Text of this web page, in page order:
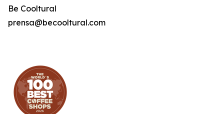
Be Cooltural
prensa@becooltural.com